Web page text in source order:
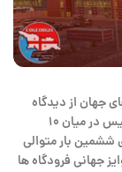
جهان از دیدگاه
مسافران هوایی در سال ۲۰۱۹، فرودگاه بین المللی تفلیس در میان ۱۰
ششمین بار متوالی
جهانی فرودگاه ها